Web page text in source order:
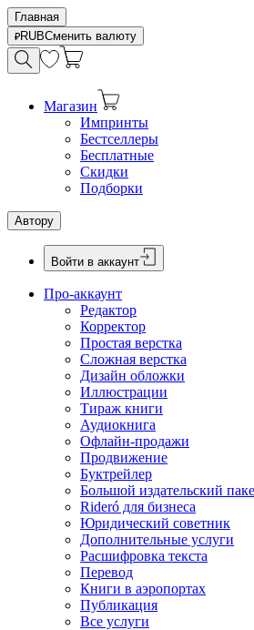
Главная
RUBСменить валюту
Магазин
Импринты
Бестселлеры
Бесплатные
Скидки
Подборки
Автору
Войти в аккаунт
Про-аккаунт
Редактор
Корректор
Простая верстка
Сложная верстка
Дизайн обложки
Иллюстрации
Тираж книги
Аудиокнига
Офлайн-продажи
Продвижение
Буктрейлер
Большой издательский
Rideró для бизнеса
Юридический советник
Дополнительные услуги
Расшифровка текста
Перевод
Книги в аэропортах
Публикация
Все услуги